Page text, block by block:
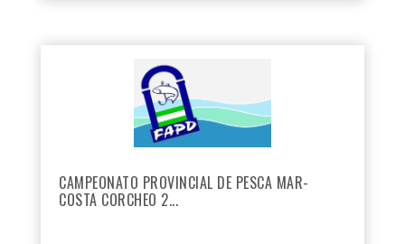
CAMPEONATO PROVINCIAL DE PESCA MAR-
COSTA CORCHEO 2...